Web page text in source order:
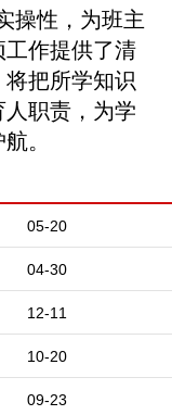
操性，为班主
作提供了清
把所学知识
职责，为学
。
05-20
04-30
12-11
10-20
09-23